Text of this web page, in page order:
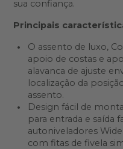
sua confiança.
Principais
O assento de luxo,
apoio de costas e
alavanca de ajuste
localização da
assento.
Design fácil de
para entrada e saída
autoniveladores
com fitas de fivela